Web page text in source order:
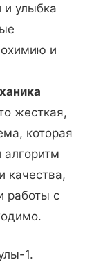
и улыбка
и
жесткая,
которая
алгоритм
качества,
работы с
1.